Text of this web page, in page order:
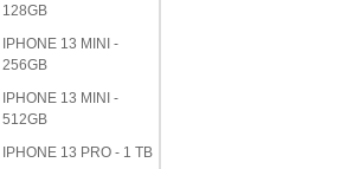
128GB
IPHONE 13 MINI -
256GB
IPHONE 13 MINI -
512GB
IPHONE 13 PRO - 1 TB